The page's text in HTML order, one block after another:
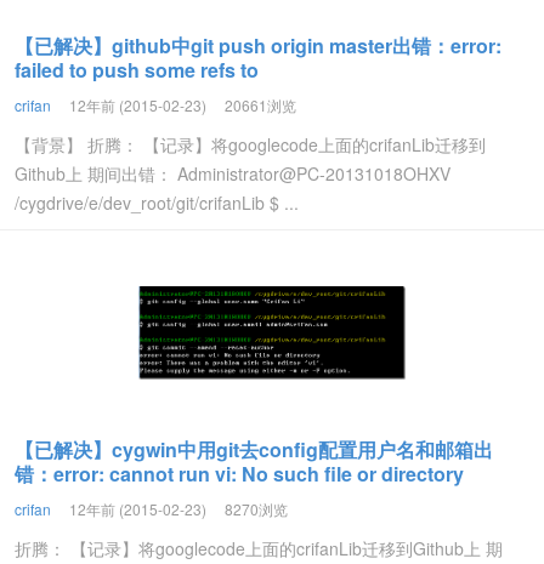
【已解决】github中git push origin master出错：error:
failed to push some refs to
crifan 12年前 (2015-02-23) 20661浏览
【背景】 折腾： 【记录】将googlecode上面的crifanLib迁移到
Github上 期间出错： Administrator@PC-20131018OHXV
/cygdrive/e/dev_root/git/crifanLib $ ...
【已解决】cygwin中用git去config配置用户名和邮箱出
错：error: cannot run vi: No such file or directory
crifan 12年前 (2015-02-23) 8270浏览
折腾： 【记录】将googlecode上面的crifanLib迁移到Github上 期